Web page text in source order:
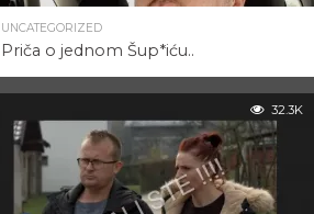
UNCATEGORIZED
Priča o jednom Šup*iću..
32.3K